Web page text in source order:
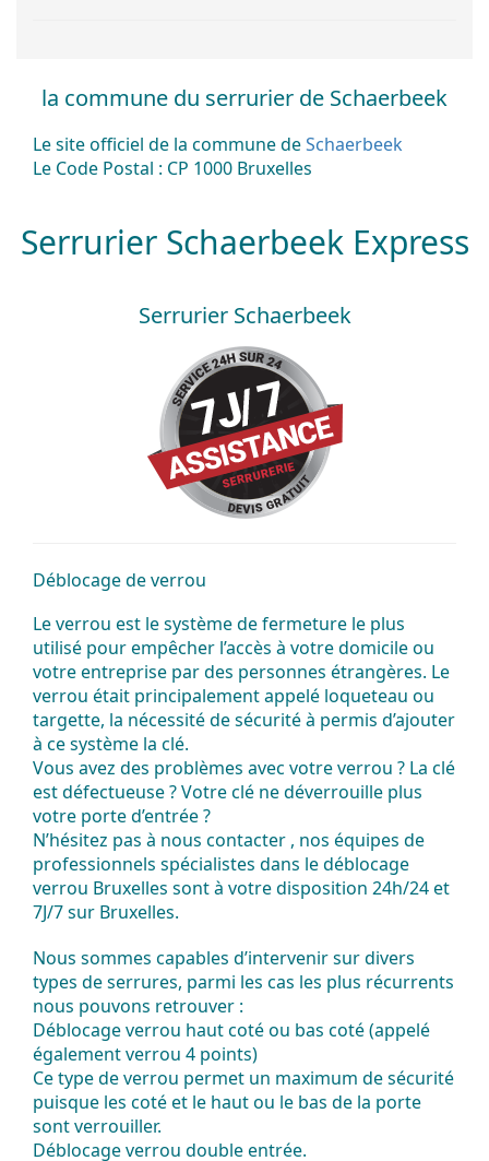
la commune du serrurier de Schaerbeek
Le site officiel de la commune deSchaerbeek
Le Code Postal : CP 1000 Bruxelles
Serrurier Schaerbeek Express
Serrurier Schaerbeek
Déblocage de verrou
Le verrou est le système de fermeture le plus
utilisé pour empêcher l’accès à votre domicile ou
votre entreprise par des personnes étrangères. Le
verrou était principalement appelé loqueteau ou
targette, la nécessité de sécurité à permis d’ajouter
à ce système la clé.
Vous avez des problèmes avec votre verrou ? La clé
est défectueuse ? Votre clé ne déverrouille plus
votre porte d’entrée ?
N’hésitez pas à nous contacter , nos équipes de
professionnels spécialistes dans le déblocage
verrou Bruxelles sont à votre disposition 24h/24 et
7J/7 sur Bruxelles.
Nous sommes capables d’intervenir sur divers
types de serrures, parmi les cas les plus récurrents
nous pouvons retrouver :
Déblocage verrou haut coté ou bas coté(appelé
également verrou 4 points)
Ce type de verrou permet un maximum de sécurité
puisque les coté et le haut ou le bas de la porte
sont verrouiller.
Déblocage verrou double entrée.